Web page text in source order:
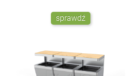
sprawdź